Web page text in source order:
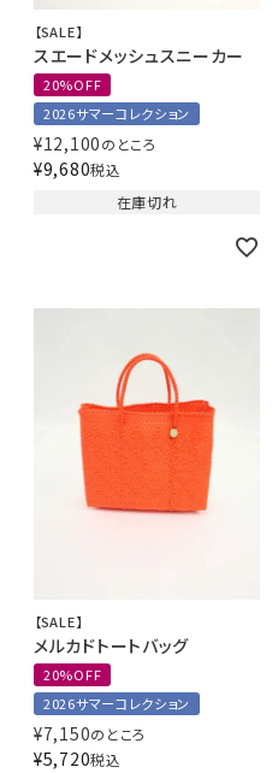
【SALE】
スエードメッシュスニーカー
20%OFF
2026サマーコレクション
¥12,100のところ
¥9,680税込
在庫切れ
【SALE】
メルカドトートバッグ
20%OFF
2026サマーコレクション
¥7,150のところ
¥5,720税込